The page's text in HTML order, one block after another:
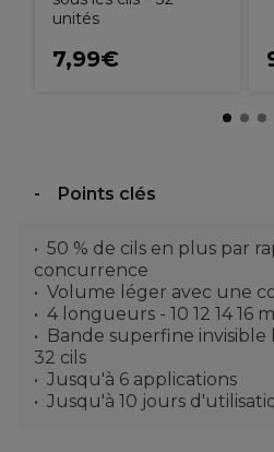
unités
7,99€
Points clés
50 % de cils en plus par
concurrence
Volume léger avec une
4 longueurs - 10 12 14 16
Bande superfine
32 cils
Jusqu'à 6 applications
Jusqu'à 10 jours